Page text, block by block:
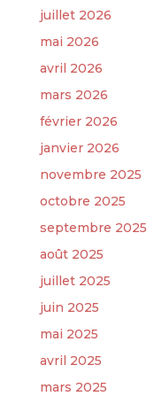
juillet 2026
mai 2026
avril 2026
mars 2026
février 2026
janvier 2026
novembre 2025
octobre 2025
septembre 2025
août 2025
juillet 2025
juin 2025
mai 2025
avril 2025
mars 2025